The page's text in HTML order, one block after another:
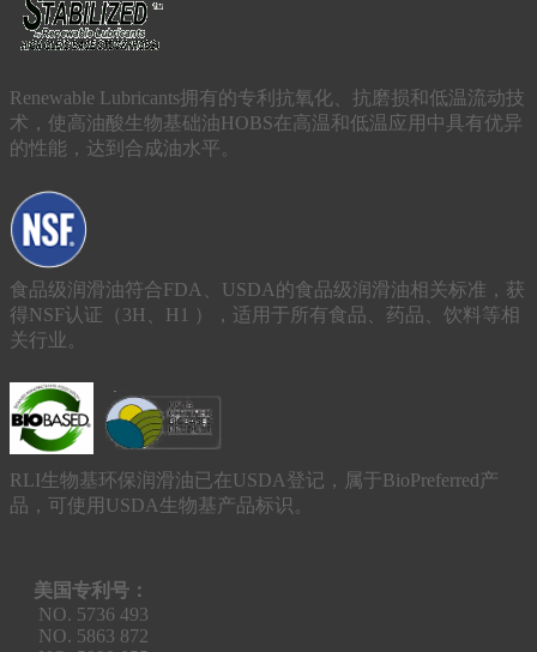
Renewable Lubricants拥有的专利抗氧化、抗磨损和低温流动技
术，使高油酸生物基础油HOBS在高温和低温应用中具有优异
的性能，达到合成油水平。
食品级润滑油符合FDA、USDA的食品级润滑油相关标准，获
得NSF认证（3H、H1 ），适用于所有食品、药品、饮料等相
关行业。
RLI生物基环保润滑油已在USDA登记，属于BioPreferred产
品，可使用USDA生物基产品标识。
美国专利号：
NO. 5736 493
NO. 5863 872